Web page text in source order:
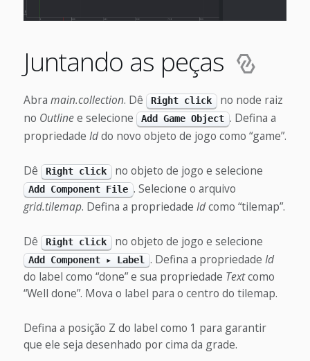
Juntando as peças
Abra main.collection. Dê Right click
no node raiz
no Outlinee selecione Add Game Object . Defina a
propriedade Iddo novo objeto de jogo como “game”.
Dê Right click no objeto de jogo e selecione
Add Component File . Selecione o arquivo
grid.tilemap. Defina a propriedade Idcomo “tilemap”.
Dê Right click no objeto de jogo e selecione
Add Component ▸ Label . Defina a propriedadeId
do label como “done” e sua propriedade Textcomo
“Well done”. Mova o label para o centro do tilemap.
Defina a posição Z do label como 1 para garantir
que ele seja desenhado por cima da grade.